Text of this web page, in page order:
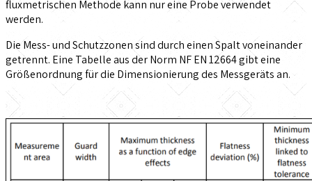
fluxmetrischen Methode kann nur eine Probe verwendet
werden.
Die Mess- und Schutzzonen sind durch einen Spalt voneinander
getrennt. Eine Tabelle aus der Norm NF EN 12664 gibt eine
Größenordnung für die Dimensionierung des Messgeräts an.